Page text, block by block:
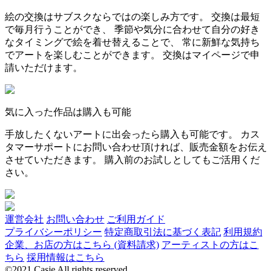
絵の交換はサブスクならではの楽しみ方です。 交換は最短
で毎月行うことができ、 季節や気分に合わせて自分の好き
なタイミングで絵を着せ替えることで、 常に新鮮な気持ち
でアートを楽しむことができます。 交換はマイページで申
請いただけます。
気に入った作品は購入も可能
手放したくないアートに出会ったら購入も可能です。 カス
タマーサポートにお問い合わせ頂ければ、販売金額をお伝え
させていただきます。 購入前のお試しとしてもご活用くだ
さい。
運営会社 お問い合わせ ご利用ガイド
プライバシーポリシー 特定商取引法に基づく表記 利用規約
企業、お店の方はこちら (資料請求) アーティストの方はこ
ちら 採用情報はこちら